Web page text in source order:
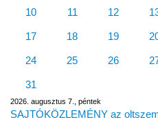
10 11 12
17 18 19
24 25 26
31
2026. augusztus 7., péntek
SAJTÓKÖZLEMÉNY az